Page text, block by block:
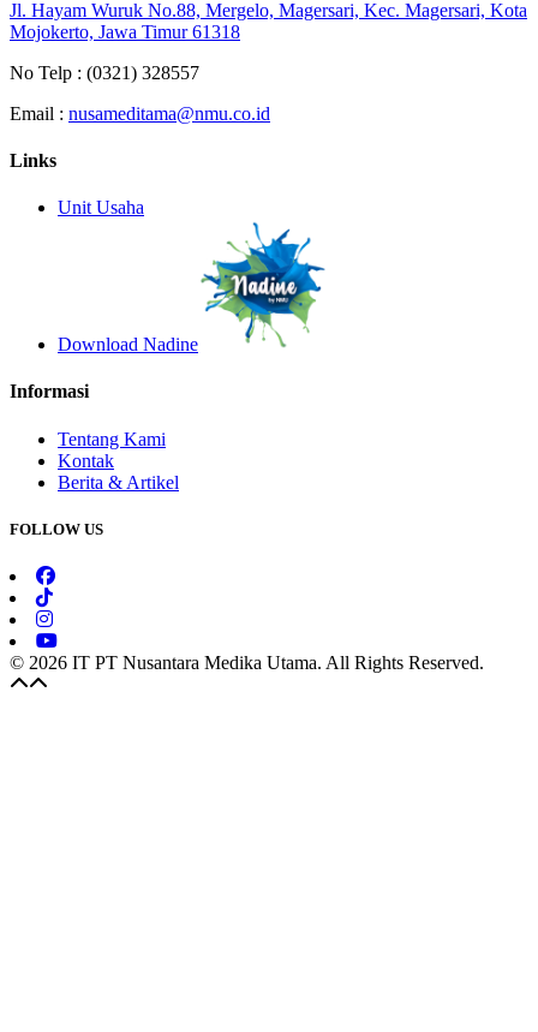
Jl. Hayam Wuruk No.88, Mergelo, Magersari, Kec. Magersari, Kota
Mojokerto, Jawa Timur 61318
No Telp : (0321) 328557
Email : nusameditama@nmu.co.id
Links
Unit Usaha
Download Nadine
Informasi
Tentang Kami
Kontak
Berita & Artikel
FOLLOW US
© 2026 IT PT Nusantara Medika Utama. All Rights Reserved.